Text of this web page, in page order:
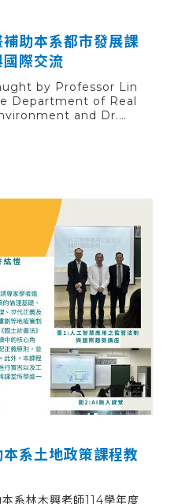
助本系都市發展課
際交流
by Professor Lin
Department of Real
and Dr.
perspectives on
political economy,
topics of interest
group
case
系土地政策課程教
系林木興老師114學年度